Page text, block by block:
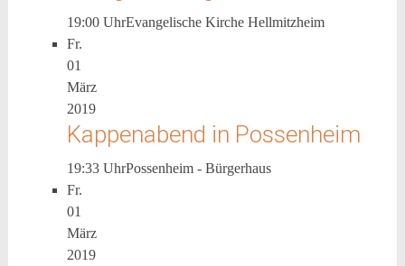
19:00 UhrEvangelische Kirche Hellmitzheim
Fr.
01
März
2019
Kappenabend in Possenheim
19:33 UhrPossenheim - Bürgerhaus
Fr.
01
März
2019